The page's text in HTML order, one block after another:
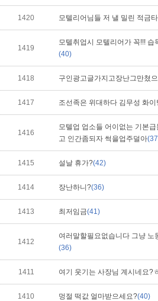
1420 모텔리어님들 저 낼 밀린 적금
1419
모텔취업시 모텔리어가 꼭!!! 습
(40)
1418 구인광고글가지고장난그만쳤
1417 조선족은 위대하다 김무성 화이
1416
모텔업 업소들 어이없는 기본
고 인간좀되자 썩을업주덜아
1415 설날 휴가?(42)
1414 장난하니?(36)
1413 최저임금(41)
1412
여러말할필요없습니다 그냥 노
(36)
1411 여기 웃기는 사장님 계시네요?
1410 멍절 떡값 얼마받으세요?(40)